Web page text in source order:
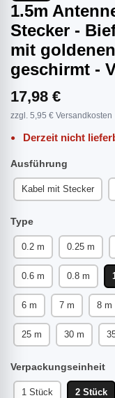
1.5m
Stecker -
mit
geschirmt -
17,98 €
zzgl. 5,95 € Versandkosten
Derzeit nicht
Ausführung
Kabel mit Stecker
Type
0.2 m 0.25 m
0.6 m 0.8 m
6 m 7 m 8 m
25 m 30 m
Verpackungseinheit
1 Stück 2 Stück